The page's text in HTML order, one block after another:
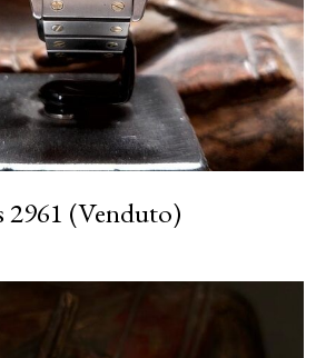
2961 (Venduto)